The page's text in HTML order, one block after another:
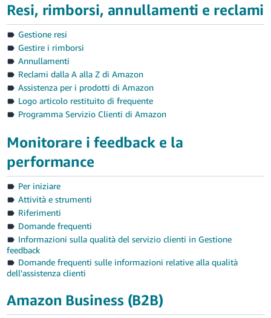
Resi, rimborsi, annullamenti e reclami
Gestione resi
Gestire i rimborsi
Annullamenti
Reclami dalla A alla Z di Amazon
Assistenza per i prodotti di Amazon
Logo articolo restituito di frequente
Programma Servizio Clienti di Amazon
Monitorare i feedback e la
performance
Per iniziare
Attività e strumenti
Riferimenti
Domande frequenti
Informazioni sulla qualità del servizio clienti in Gestione
feedback
Domande frequenti sulle informazioni relative alla qualità
dell'assistenza clienti
Amazon Business (B2B)